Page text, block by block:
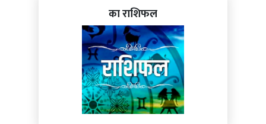
का राशिफल